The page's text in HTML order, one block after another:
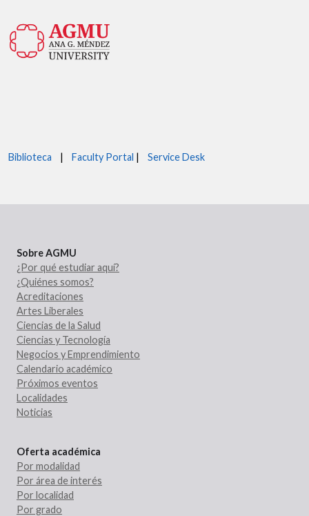
Biblioteca | Faculty Portal | Service Desk
Sobre AGMU
¿Por qué estudiar aquí?
¿Quiénes somos?
Acreditaciones
Artes Liberales
Ciencias de la Salud
Ciencias y Tecnología
Negocios y Emprendimiento
Calendario académico
Próximos eventos
Localidades
Noticias
Oferta académica
Por modalidad
Por área de interés
Por localidad
Por grado